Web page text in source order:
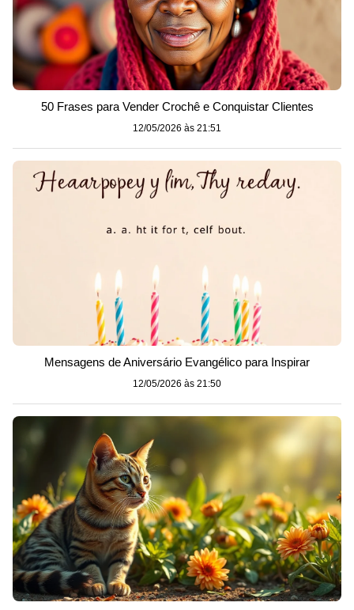
50 Frases para Vender Crochê e Conquistar Clientes
12/05/2026 às 21:51
Mensagens de Aniversário Evangélico para Inspirar
12/05/2026 às 21:50